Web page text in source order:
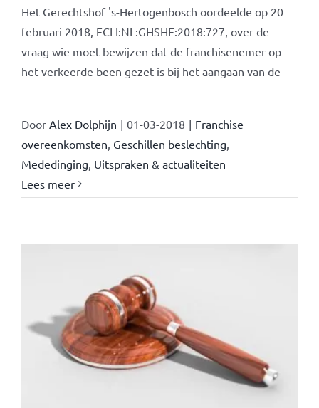
Het Gerechtshof 's-Hertogenbosch oordeelde op 20
februari 2018, ECLI:NL:GHSHE:2018:727, over de
vraag wie moet bewijzen dat de franchisenemer op
het verkeerde been gezet is bij het aangaan van de
Door Alex Dolphijn | 01-03-2018 | Franchise
overeenkomsten, Geschillen beslechting,
Mededinging, Uitspraken & actualiteiten
Lees meer